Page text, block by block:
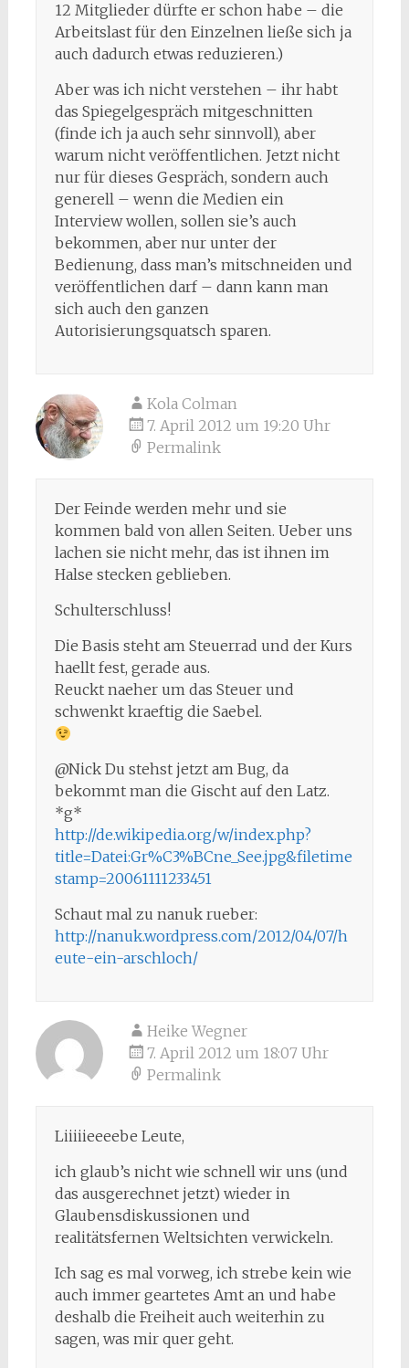
12 Mitglieder dürfte er schon habe – die
Arbeitslast für den Einzelnen ließe sich ja
auch dadurch etwas reduzieren.)
Aber was ich nicht verstehen – ihr habt
das Spiegelgespräch mitgeschnitten
(finde ich ja auch sehr sinnvoll), aber
warum nicht veröffentlichen. Jetzt nicht
nur für dieses Gespräch, sondern auch
generell – wenn die Medien ein
Interview wollen, sollen sie’s auch
bekommen, aber nur unter der
Bedienung, dass man’s mitschneiden und
veröffentlichen darf – dann kann man
sich auch den ganzen
Autorisierungsquatsch sparen.
Kola Colman
7. April 2012 um 19:20 Uhr
Permalink
Der Feinde werden mehr und sie
kommen bald von allen Seiten. Ueber uns
lachen sie nicht mehr, das ist ihnen im
Halse stecken geblieben.
Schulterschluss!
Die Basis steht am Steuerrad und der Kurs
haellt fest, gerade aus.
Reuckt naeher um das Steuer und
schwenkt kraeftig die Saebel.
@Nick Du stehst jetzt am Bug, da
bekommt man die Gischt auf den Latz.
*g*
http://de.wikipedia.org/w/index.php?
title=Datei:Gr%C3%BCne_See.jpg&filetime
stamp=20061111233451
Schaut mal zu nanuk rueber:
http://nanuk.wordpress.com/2012/04/07/h
eute-ein-arschloch/
Heike Wegner
7. April 2012 um 18:07 Uhr
Permalink
Liiiiieeeebe Leute,
ich glaub’s nicht wie schnell wir uns (und
das ausgerechnet jetzt) wieder in
Glaubensdiskussionen und
realitätsfernen Weltsichten verwickeln.
Ich sag es mal vorweg, ich strebe kein wie
auch immer geartetes Amt an und habe
deshalb die Freiheit auch weiterhin zu
sagen, was mir quer geht.